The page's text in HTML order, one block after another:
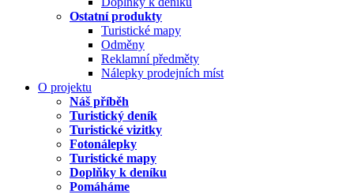
Ostatní produkty
Turistické mapy
Odměny
Reklamní předměty
Nálepky prodejních míst
O projektu
Náš příběh
Turistický deník
Turistické vizitky
Fotonálepky
Turistické mapy
Doplňky k deníku
Pomáháme